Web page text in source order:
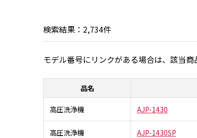
検索結果： 2,734件
モデル番号にリンクがある場合は、該当商
品名
高圧洗浄機 AJP-1430
高圧洗浄機 AJP-1430SP